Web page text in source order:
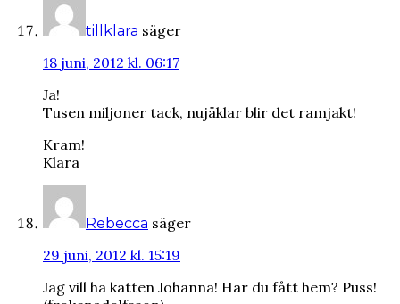
tillklara säger
18 juni, 2012 kl. 06:17
Ja!
Tusen miljoner tack, nujäklar blir det ramjakt!
Kram!
Klara
Rebecca säger
29 juni, 2012 kl. 15:19
Jag vill ha katten Johanna! Har du fått hem? Puss!